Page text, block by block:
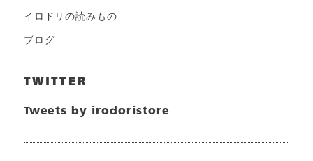
イロドリの読みもの
ブログ
TWITTER
Tweets by irodoristore